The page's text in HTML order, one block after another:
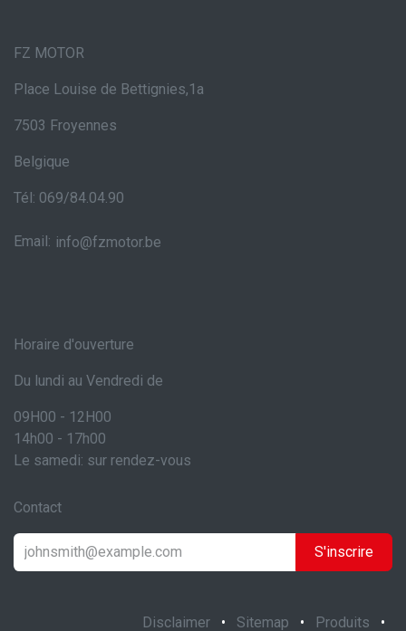
FZ MOTOR
Place Louise de Bettignies,1a
7503 Froyennes
Belgique
Tél: 069/84.04.90
Email: info@fzmotor.be
Horaire d'ouverture
Du lundi au Vendredi de
09H00 - 12H00
14h00 - 17h00
Le samedi: sur rendez-vous
Contact
S'inscrire
Disclaimer • Sitemap • Produits •